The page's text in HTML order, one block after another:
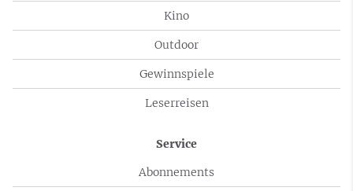
Kino
Outdoor
Gewinnspiele
Leserreisen
Service
Abonnements